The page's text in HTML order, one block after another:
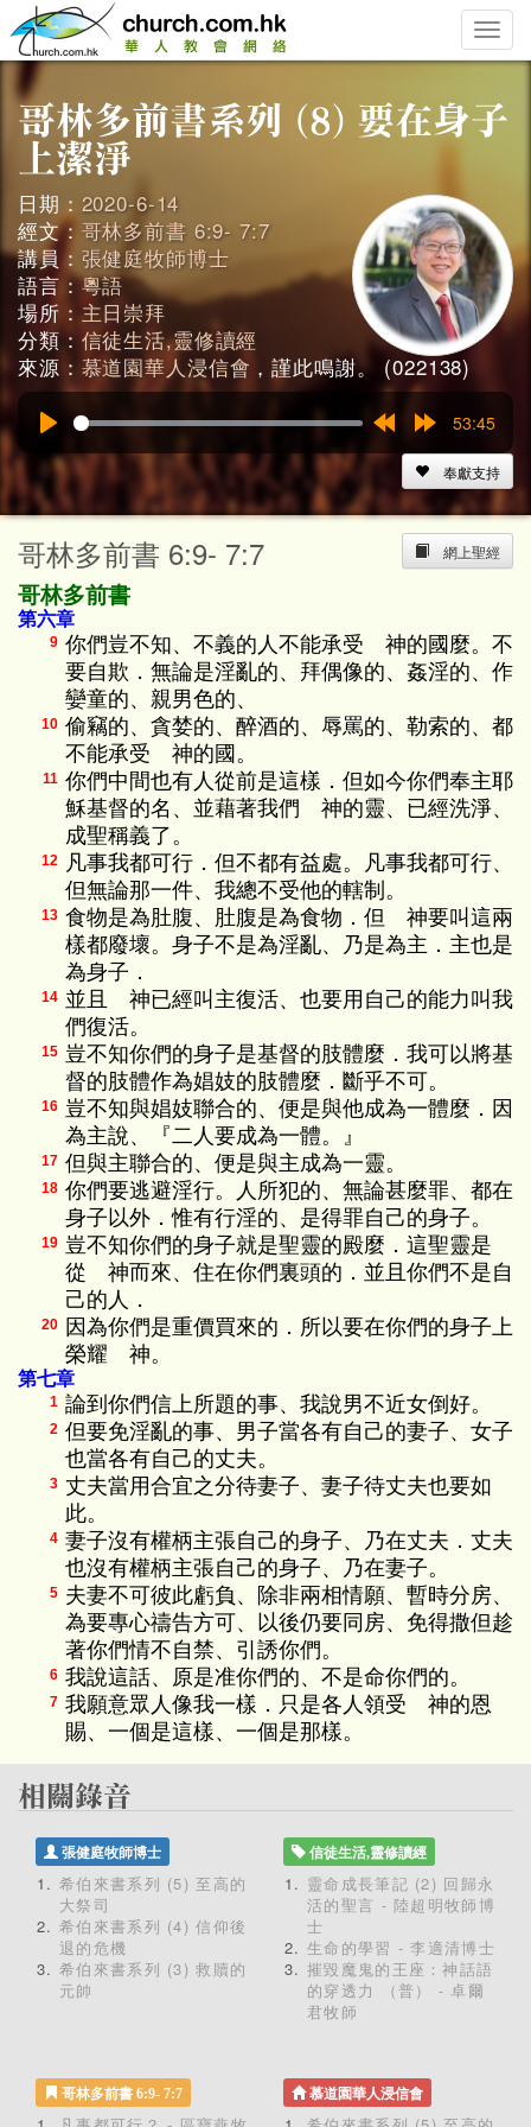
Toggle
日期： 2020-6-14
經文： 哥林多前書 6:9- 7:7
講員： 張健庭牧師博士
語言：粵語
場所： 主日崇拜
分類：信徒生活,靈修讀經
來源： 慕道園華人浸信會 ，謹此鳴謝。 (022138)
15s
53:45
奉獻支持
網上聖經
哥林多前書 6:9- 7:7
哥林多前書
第六章
9 你們豈不知、不義的人不能承受 神的國麼。不
要自欺．無論是淫亂的、拜偶像的、姦淫的、作
孌童的、親男色的、
10 偷竊的、貪婪的、醉酒的、辱罵的、勒索的、都
不能承受 神的國。
11 你們中間也有人從前是這樣．但如今你們奉主耶
穌基督的名、並藉著我們 神的靈、已經洗淨、
成聖稱義了。
12 凡事我都可行．但不都有益處。凡事我都可行、
但無論那一件、我總不受他的轄制。
13 食物是為肚腹、肚腹是為食物．但 神要叫這兩
樣都廢壞。身子不是為淫亂、乃是為主．主也是
為身子．
14 並且 神已經叫主復活、也要用自己的能力叫我
們復活。
15 豈不知你們的身子是基督的肢體麼．我可以將基
督的肢體作為娼妓的肢體麼．斷乎不可。
16 豈不知與娼妓聯合的、便是與他成為一體麼．因
為主說、『二人要成為一體。』
17 但與主聯合的、便是與主成為一靈。
18 你們要逃避淫行。人所犯的、無論甚麼罪、都在
身子以外．惟有行淫的、是得罪自己的身子。
19 豈不知你們的身子就是聖靈的殿麼．這聖靈是
從 神而來、住在你們裏頭的．並且你們不是自
己的人．
20
因為你們是重價買來的．所以要在你們的身子上
榮耀 神。
第七章
1 論到你們信上所題的事、我說男不近女倒好。
2 但要免淫亂的事、男子當各有自己的妻子、女子
也當各有自己的丈夫。
3 丈夫當用合宜之分待妻子、妻子待丈夫也要如
此。
4 妻子沒有權柄主張自己的身子、乃在丈夫．丈夫
也沒有權柄主張自己的身子、乃在妻子。
5 夫妻不可彼此虧負、除非兩相情願、暫時分房、
為要專心禱告方可、以後仍要同房、免得撒但趁
著你們情不自禁、引誘你們。
6 我說這話、原是准你們的、不是命你們的。
7 我願意眾人像我一樣．只是各人領受 神的恩
賜、一個是這樣、一個是那樣。
張健庭牧師博士
希伯來書系列 (5) 至高的
大祭司
希伯來書系列 (4) 信仰後
退的危機
希伯來書系列 (3) 救贖的
元帥
信徒生活,靈修讀經
靈命成長筆記 (2) 回歸永
活的聖言 - 陸超明牧師博
士
生命的學習 - 李適清博士
摧毀魔鬼的王座：神話語
的穿透力 （普） - 卓爾
君牧師
哥林多前書 6:9- 7:7 慕道園華人浸信會